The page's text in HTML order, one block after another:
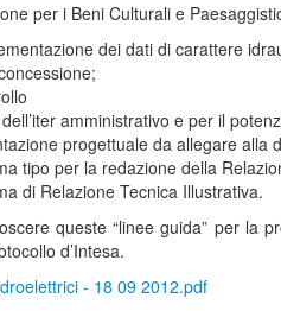
per i Beni Culturali e
dei dati di carattere
amministrativo e per il
progettuale da allegare alla
tipo per la redazione della
di Relazione Tecnica Illustrativa.
queste “linee guida” per la
d’Intesa.
- 18 09 2012.pdf